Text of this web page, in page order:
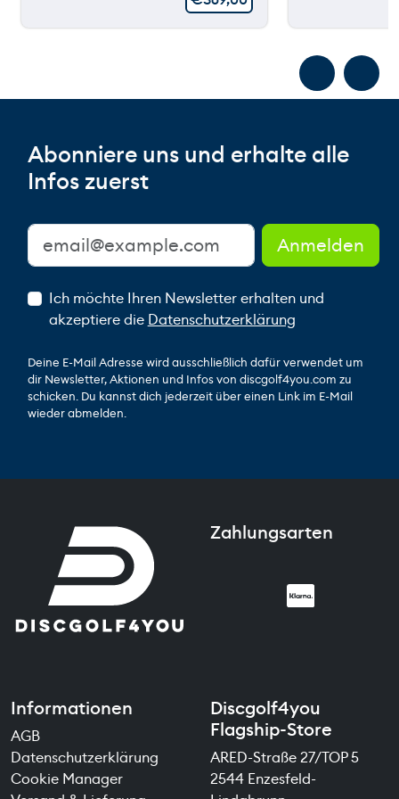
Abonniere uns und erhalte alle
Infos zuerst
Ich möchte Ihren Newsletter erhalten und
akzeptiere die Datenschutzerklärung
Deine E-Mail Adresse wird ausschließlich dafür verwendet um
dir Newsletter, Aktionen und Infos von discgolf4you.com zu
schicken. Du kannst dich jederzeit über einen Link im E-Mail
wieder abmelden.
Zahlungsarten
Informationen
AGB
Datenschutzerklärung
Cookie Manager
Discgolf4you
Flagship-Store
ARED-Straße 27/TOP 5
2544 Enzesfeld-